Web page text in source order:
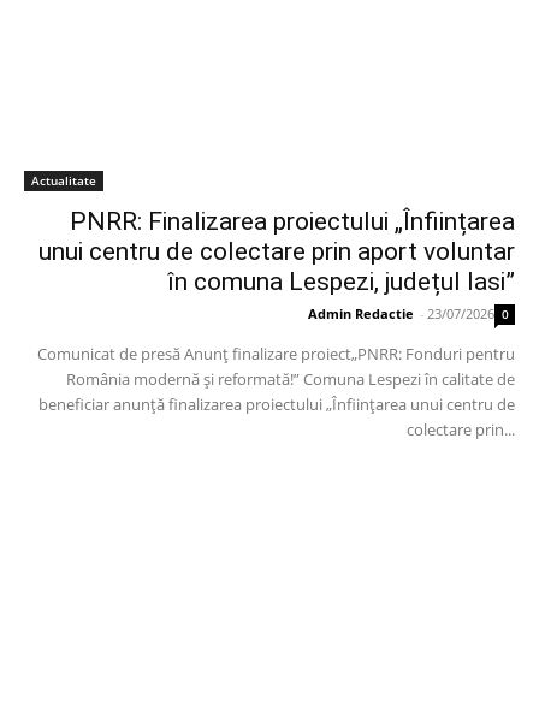
Actualitate
PNRR: Finalizarea proiectului „Înființarea
unui centru de colectare prin aport voluntar
în comuna Lespezi, județul Iasi”
Admin Redactie - 23/07/2026 0
Comunicat de presă Anunț finalizare proiect„PNRR: Fonduri pentru
România modernă și reformată!” Comuna Lespezi în calitate de
beneficiar anunță finalizarea proiectului „Înființarea unui centru de
colectare prin...